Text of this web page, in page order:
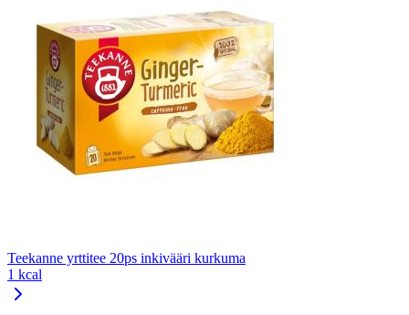
Teekanne yrttitee 20ps inkivääri kurkuma
1 kcal